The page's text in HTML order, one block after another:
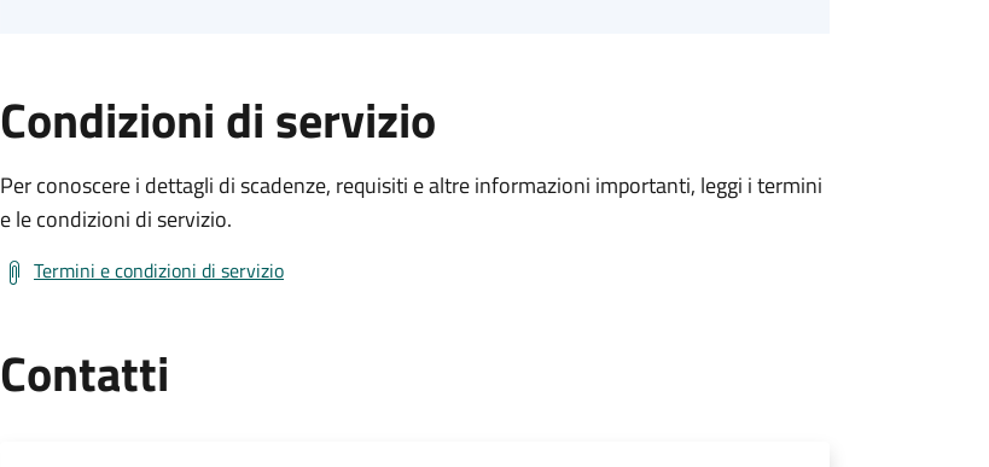
Condizioni di servizio
Per conoscere i dettagli di scadenze, requisiti e altre informazioni importanti, leggi i termini
e le condizioni di servizio.
Termini e condizioni di servizio
Contatti